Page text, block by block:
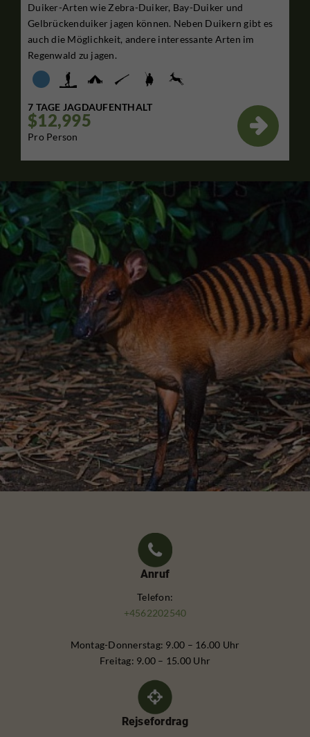
Duiker-Arten wie Zebra-Duiker, Bay-Duiker und
Gelbrückenduiker jagen können. Neben Duikern gibt es
auch die Möglichkeit, andere interessante Arten im
Regenwald zu jagen.
7 TAGE JAGDAUFENTHALT
$12,995
Pro Person

Anruf
Telefon:
+4562202540
Montag-Donnerstag: 9.00 – 16.00 Uhr
Freitag: 9.00 – 15.00 Uhr
Rejsefordrag